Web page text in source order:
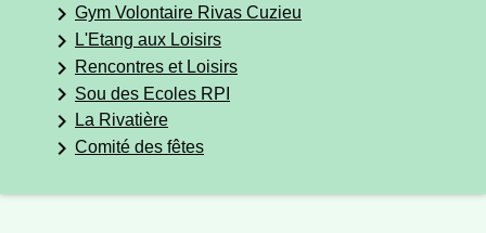
keyboard_arrow_right Gym Volontaire Rivas Cuzieu
keyboard_arrow_right L'Etang aux Loisirs
keyboard_arrow_right Rencontres et Loisirs
keyboard_arrow_right Sou des Ecoles RPI
keyboard_arrow_right La Rivatière
keyboard_arrow_right Comité des fêtes